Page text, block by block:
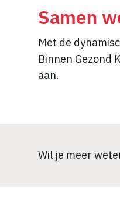
Samen
Met de
Binnen Gezond
aan.
Wil je meer